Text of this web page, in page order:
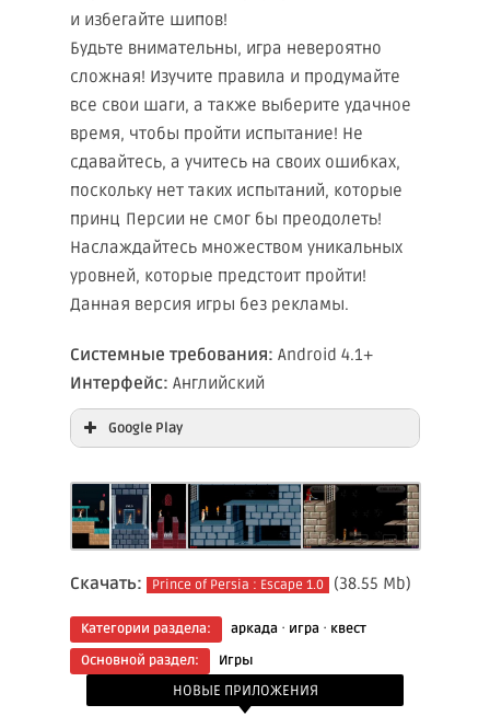
и избегайте шипов!
Будьте внимательны, игра невероятно
сложная! Изучите правила и продумайте
все свои шаги, а также выберите удачное
время, чтобы пройти испытание! Не
сдавайтесь, а учитесь на своих ошибках,
поскольку нет таких испытаний, которые
принц Персии не смог бы преодолеть!
Наслаждайтесь множеством уникальных
уровней, которые предстоит пройти!
Данная версия игры без рекламы.
Системные требования: Android 4.1+
Интерфейс: Английский
Google Play
Цена:Бесплатно
Скачать: Prince of Persia : Escape 1.0 (38.55 Mb)
Категории раздела: аркада · игра · квест
Основной раздел:
Игры
НОВЫЕ ПРИЛОЖЕНИЯ